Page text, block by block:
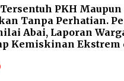
PKH Maupun
Tanpa Perhatian.
Abai, Laporan
Kemiskinan Ekstrem